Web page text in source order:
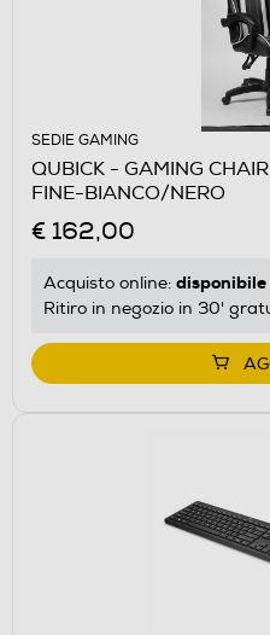
SEDIE GAMING
QUBICK - GAMING
FINE-BIANCO/NERO
€ 162,00
Acquisto online: disponibile
Ritiro in negozio in 30'